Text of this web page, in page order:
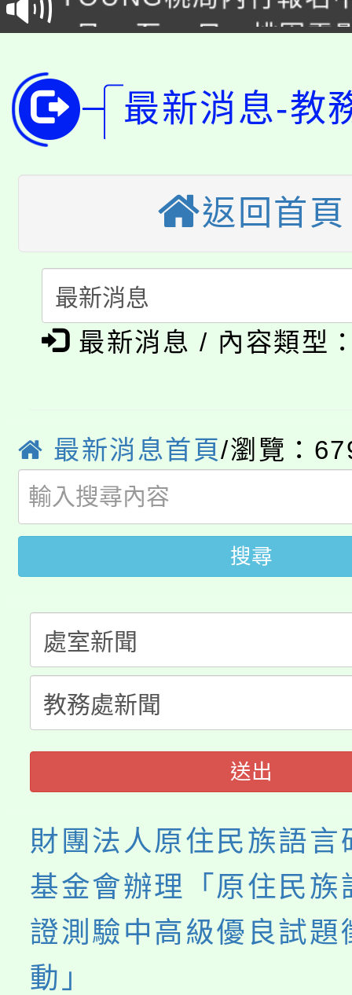
局官網。
8月14至27日，桃園電
田徑場及游泳池舉行。
桃園市低收入戶享有免
視費優惠，中低收入戶
半價優惠，詳情可洽有
大園自造教育及科技中
份教師增能研習
大溪自造教育及科技中
份教師研習
淨零綠生活教案入校路
會
115年食農教育專業人
程
「本色祭」8/29、30在
場熱烈登場!
8/21下午1時於龍潭區
開!
115年桃園市運動會8/
田徑場及游泳池舉行。
桃園市低收入戶享有免
視費優惠，中低收入戶
半價優惠，詳情可洽有
者。
大園自造教育及科技中
份教師增能研習
大溪自造教育及科技中
份教師研習
淨零綠生活教案入校路
會
115年食農教育專業人
程
最新消息-教
返回首頁
最新消息 / 內容類型
最新消息首頁/瀏覽：
搜尋
送出
財團法人原住民族語言
基金會辦理「原住民族
證測驗中高級優良試題
動」